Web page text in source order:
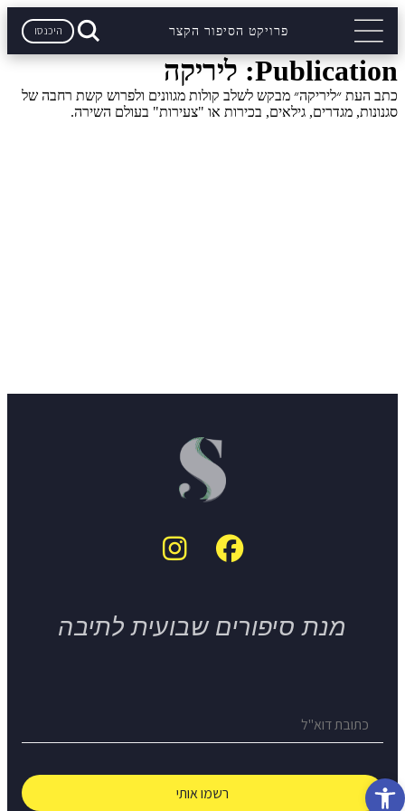
פתח סרגל נגישות
פרויקט הסיפור הקצר היכנסו
Publication: ליריקה
כתב העת ״ליריקה״ מבקש לשלב קולות מגוונים ולפרוש קשת רחבה של
סגנונות, מגדרים, גילאים, בכירות או "צעירות" בעולם השירה.
מנת סיפורים שבועית לתיבה